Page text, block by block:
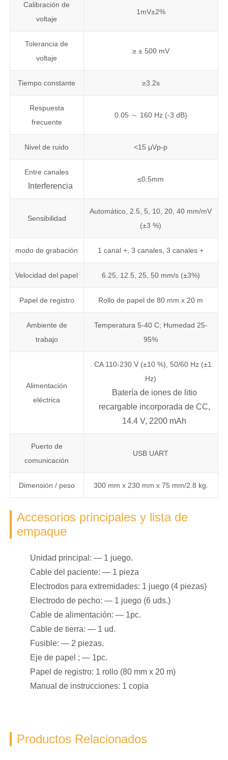
Calibración de
voltaje
1mV±2%
Tolerancia de
voltaje
≥ ± 500 mV
Tiempo constante ≥3.2s
Respuesta
frecuente
0.05 ～ 160 Hz (-3 dB)
Nivel de ruido <15 μVp-p
Entre canales
Interferencia
≤0.5mm
Sensibilidad
Automático, 2.5, 5, 10, 20, 40 mm/mV
(±3 %)
modo de grabación 1 canal +, 3 canales, 3 canales +
Velocidad del papel 6.25, 12.5, 25, 50 mm/s (±3%)
Papel de registro Rollo de papel de 80 mm x 20 m
Ambiente de
trabajo
Temperatura 5-40 C; Humedad 25-
95%
Alimentación
eléctrica
. CA 110-230 V (±10 %), 50/60 Hz (±1
Hz)
Batería de iones de litio
recargable incorporada de CC,
14.4 V, 2200 mAh
Puerto de
comunicación
USB UART
Dimensión / peso 300 mm x 230 mm x 75 mm/2.8 kg.
Accesorios principales y lista de
empaque
Unidad principal: — 1 juego.
Cable del paciente: — 1 pieza
Electrodos para extremidades: 1 juego (4 piezas)
Electrodo de pecho: — 1 juego (6 uds.)
Cable de alimentación: — 1pc.
Cable de tierra: — 1 ud.
Fusible: — 2 piezas.
Eje de papel ; — 1pc.
Papel de registro: 1 rollo (80 mm x 20 m)
Manual de instrucciones: 1 copia
Productos Relacionados